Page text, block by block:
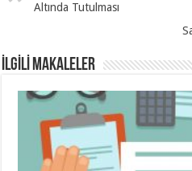
Altında Tutulması
İLGİLİ MAKALELER